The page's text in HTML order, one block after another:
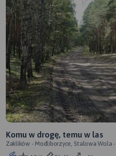
Komu w drogę, temu w las
Zaklików - Modliborzyce, Stalowa Wola